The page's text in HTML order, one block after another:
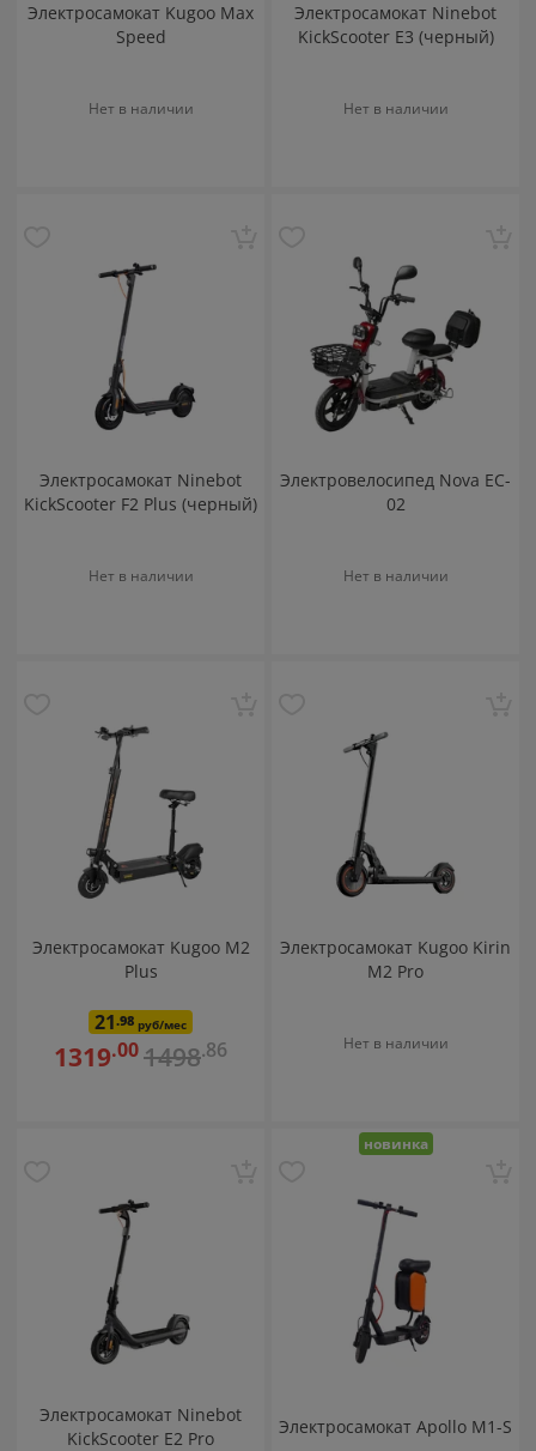
Электросамокат Kugoo Max
Speed
Нет в наличии
Электросамокат Ninebot
KickScooter E3 (черный)
Нет в наличии
Электросамокат Ninebot
KickScooter F2 Plus (черный)
Нет в наличии
Электровелосипед Nova EC-
02
Нет в наличии
Электросамокат Kugoo M2
Plus
21.98 руб/мес
1319.001498.86
Электросамокат Kugoo Kirin
M2 Pro
Нет в наличии
Электросамокат Ninebot
KickScooter E2 Pro
новинка
Электросамокат Apollo M1-S